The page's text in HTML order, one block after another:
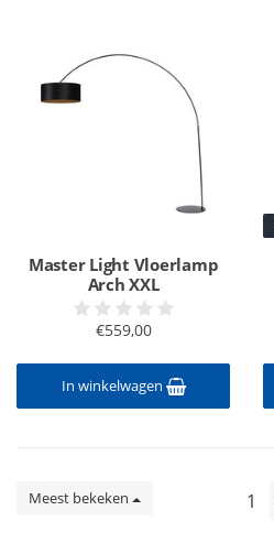
Master Light Vloerlamp
Arch XXL
€559,00
In winkelwagen
Meest bekeken 1